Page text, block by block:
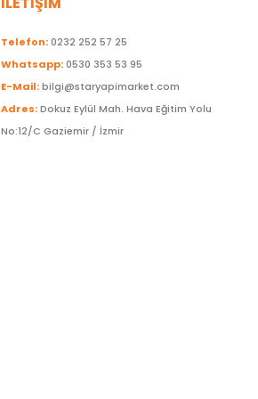
Telefon:0232 252 57 25
Whatsapp:0530 353 53 95
E-Mail:bilgi@staryapimarket.com
Adres:Dokuz Eylül Mah. Hava Eğitim Yolu
No:12/C Gaziemir / İzmir